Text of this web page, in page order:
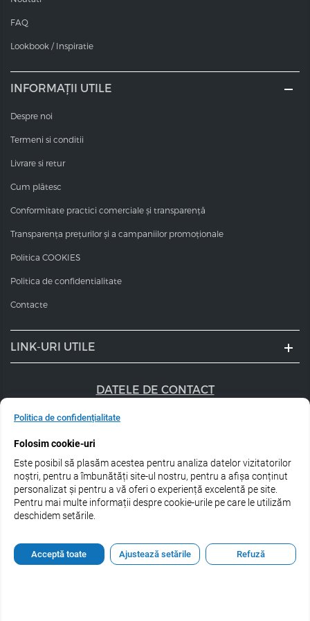
foarte puternice, pentru rezultate și mai exacte.
Valoarea pH-ului
funcție de nuanță.
FAQ
Lookbook / Inspiratie
INFORMAȚII UTILE
Despre noi
Termeni si conditii
Livrare si retur
Cum plătesc
Conformitate practici comerciale și transparență
Transparența prețurilor și a campaniilor promoționale
Politica COOKIES
Politica de confidentialitate
Contacte
LINK-URI UTILE
DATELE DE CONTACT
+40 747 056 359
Urmărește-ne pe rețele de socializare:
© 2026 Estel Professional Romania
Politica de confidențialitate
Folosim cookie-uri
Este posibil să plasăm acestea pentru analiza datelor vizitatorilor
noștri, pentru a îmbunătăți site-ul nostru, pentru a afișa conținut
personalizat și pentru a vă oferi o experiență excelentă pe site.
Pentru mai multe informații despre cookie-urile pe care le utilizăm
deschidem setările.
Acceptă toate Ajustează setările Refuză